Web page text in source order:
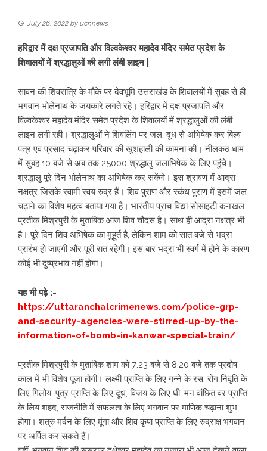
July 26, 2022 by ucnnews
हरिद्वार में दक्ष प्रजापति और विल्वकेश्वर महादेव मंदिर समेत प्रदेश के
शिवालयों में श्रद्धालुओं की लगी लंबी लाइन |
सावन की शिवरात्रि के मौके पर देवभूमि उत्तराखंड के शिवालयों में सुबह से ही
भगवान भोलेनाथ के जयकारे लगते रहे। हरिद्वार में दक्ष प्रजापति और
विल्वकेश्वर महादेव मंदिर समेत प्रदेश के शिवालयों में श्रद्धालुओं की लंबी
लाइन लगी रही। श्रद्धालुओं ने शिवलिंग पर जल, दूध से अभिषेक कर बिल्व
पत्र एवं प्रसाद चढ़ाकर परिवार की खुशहाली की कामना की। नीलकंठ धाम
में सुबह 10 बजे से अब तक 25000 श्रद्धालु जलाभिषेक के लिए पहुंचे।
श्रद्धालु पूरे दिन भोलेनाथ का अभिषेक कर सकेंगे। इस श्रावण में आद्रा
नक्षत्र जिसके स्वामी स्वयं रुद्र हैं। शिव पुराण और स्कंध पुराण में इसमें जल
चढ़ाने का विशेष महत्व बताया गया है। भारतीय प्राच विद्या सोसाइटी कनखल
प्रतीक मिश्रपुरी के मुताबिक आज शिव चौदस है। साथ ही आद्रा नक्षत्र भी
है। पूरे दिन शिव अभिषेक का मुहूर्त है, लेकिन शाम को सात बजे से भद्रा
प्रारंभ हो जाएगी और पूरी रात रहेगी। इस बार भद्रा भी स्वर्ग में होने के कारण
कोई भी दुष्प्रभाव नहीं होगा।
यह भी पढ़े :-
https://uttaranchalcrimenews.com/police-grp-
and-security-agencies-were-stirred-up-by-the-
information-of-bomb-in-kanwar-special-train/
प्रतीक मिश्रपुरी के मुताबिक शाम को 7:23 बजे से 8:20 बजे तक प्रदोष
काल में भी विशेष पूजा होगी। लक्ष्मी प्राप्ति के लिए गन्ने के रस, रोग निवृति के
लिए गिलोय, पुत्र प्राप्ति के लिए दूध, विजय के लिए घी, मन वांछित वर प्राप्ति
के लिय शहद, राजनीति में सफलता के लिए भगवान पर माणिक चढ़ाना शुभ
होगा। शत्रु मर्दन के लिए मूंगा और शिव कृपा प्राप्ति के लिए रुद्राक्ष भगवान
पर अर्पित कर सकते हैं।